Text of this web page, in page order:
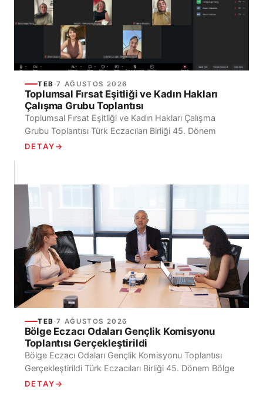
TEB ·7 AĞUSTOS 2026
Toplumsal Fırsat Eşitliği ve Kadın Hakları
Çalışma Grubu Toplantısı
Toplumsal Fırsat Eşitliği ve Kadın Hakları Çalışma
Grubu Toplantısı Türk Eczacıları Birliği 45. Dönem
Toplumsal Fırsat Eşitliği ve Kadın Hakları Çalışma
DETAY→
TEB ·7 AĞUSTOS 2026
Bölge Eczacı Odaları Gençlik Komisyonu
Toplantısı Gerçekleştirildi
Bölge Eczacı Odaları Gençlik Komisyonu Toplantısı
Gerçekleştirildi Türk Eczacıları Birliği 45. Dönem Bölge
Eczacı Odaları Gençlik Komisyonu’nun ilk toplantısı,
DETAY→